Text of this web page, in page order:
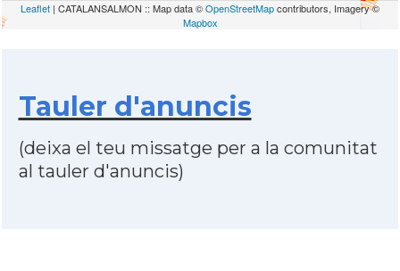
Leaflet | CATALANSALMON :: Map data ©OpenStreetMapcontributors, Imagery ©
Mapbox
Tauler d'anuncis
(deixa el teu missatge per a la comunitat
al tauler d'anuncis)